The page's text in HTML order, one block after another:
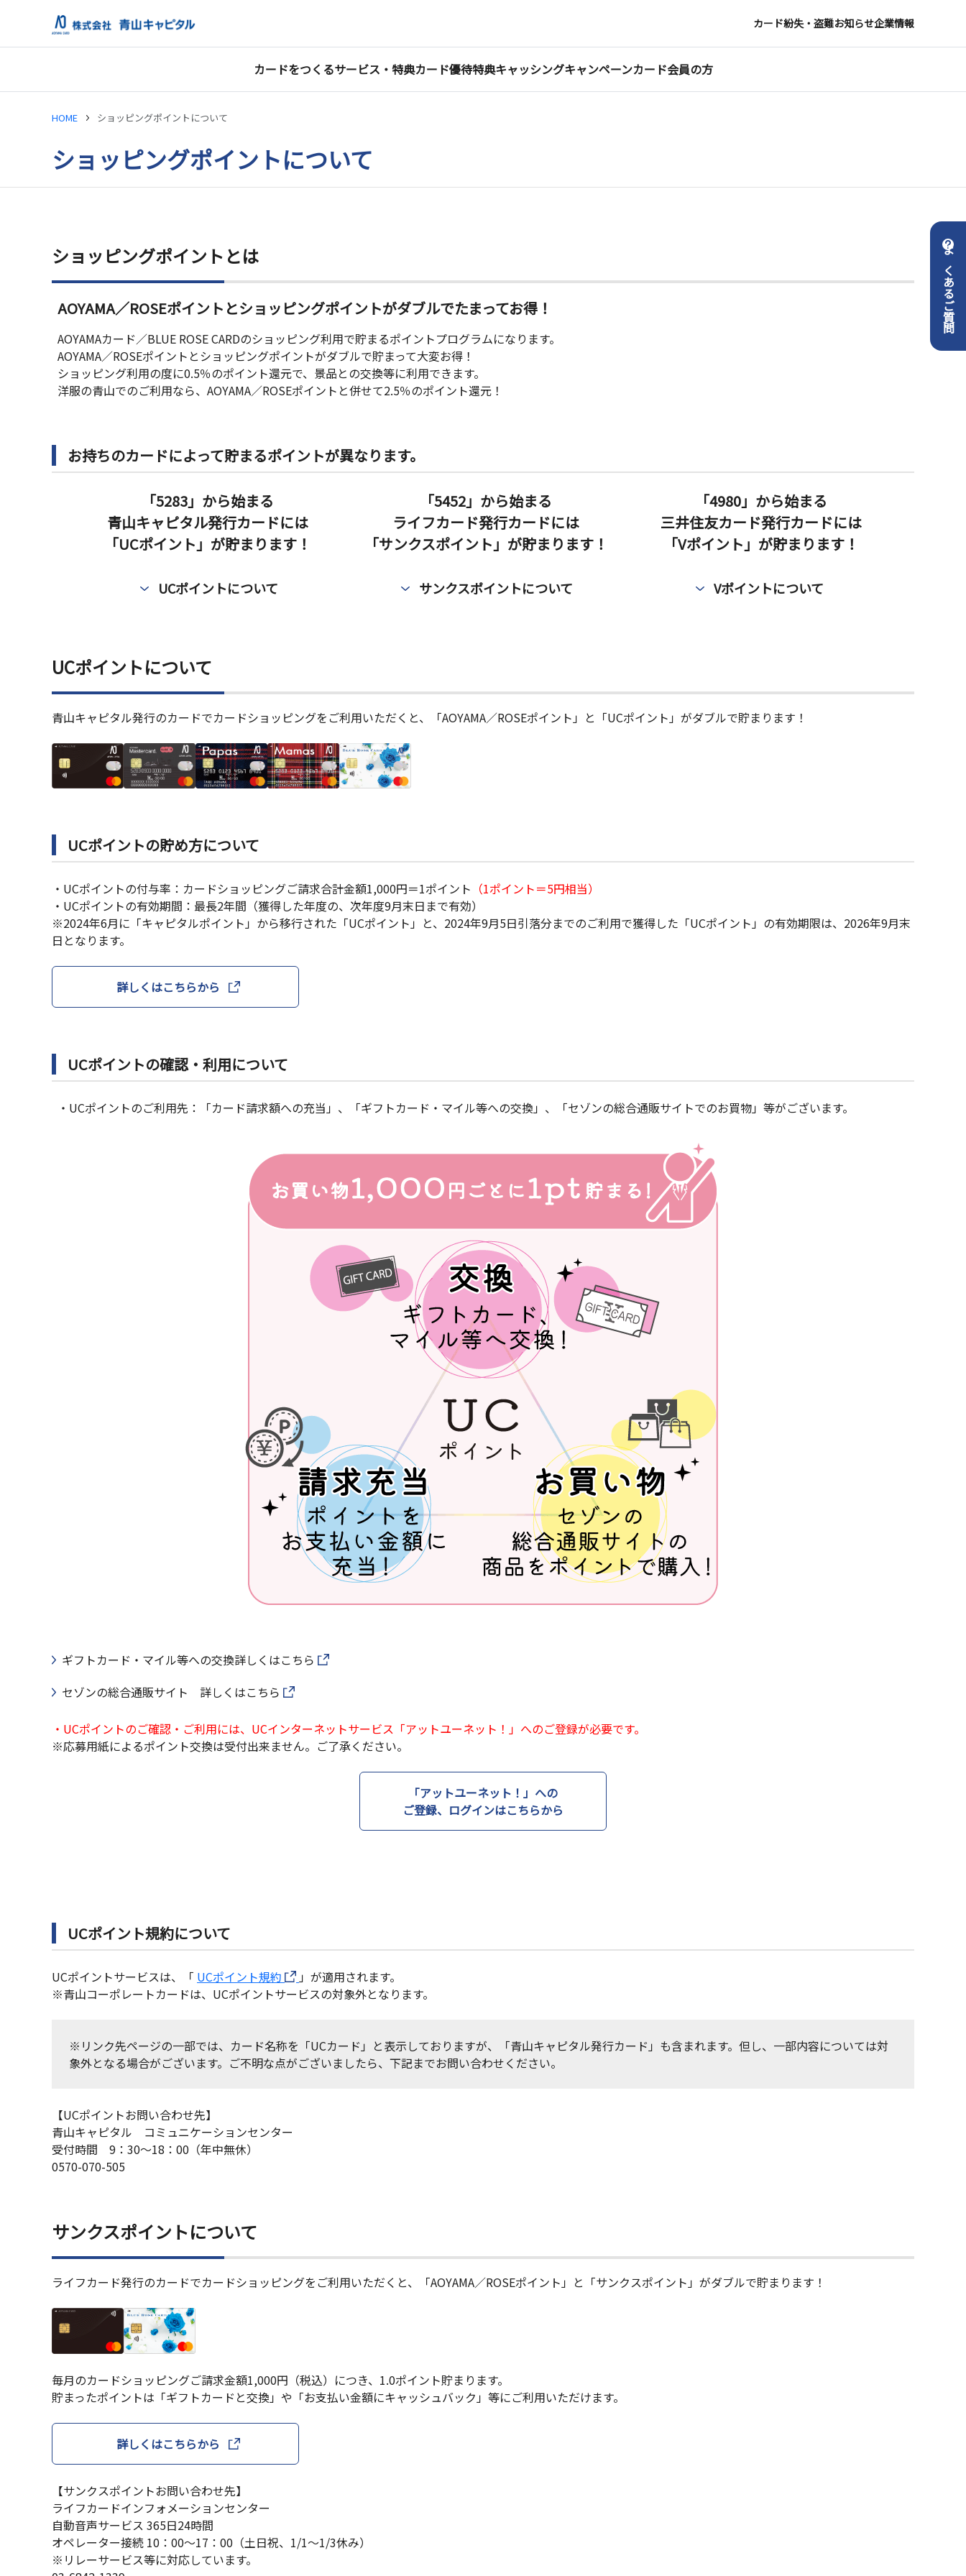
カード紛失・盗難お知らせ企業情報
カードをつくるサービス・特典カード優待特典キャッシングキャンペーンカード会員の方
よくあるご質問
HOME ショッピングポイントについて
ショッピングポイントについて
ショッピングポイントとは
AOYAMA／ROSEポイントとショッピングポイントがダブルでたまってお得！
AOYAMAカード／BLUE ROSE CARDのショッピング利用で貯まるポイントプログラムになります。
AOYAMA／ROSEポイントとショッピングポイントがダブルで貯まって大変お得！
ショッピング利用の度に0.5％のポイント還元で、景品との交換等に利用できます。
洋服の青山でのご利用なら、AOYAMA／ROSEポイントと併せて2.5％のポイント還元！
お持ちのカードによって貯まるポイントが異なります。
「5283」から始まる
青山キャピタル発行カードには
「UCポイント」が貯まります！
「5452」から始まる
ライフカード発行カードには
「サンクスポイント」が貯まります！
「4980」から始まる
三井住友カード発行カードには
「Vポイント」が貯まります！
UCポイントについて サンクスポイントについて Vポイントについて
UCポイントについて
青山キャピタル発行のカードでカードショッピングをご利用いただくと、「AOYAMA／ROSEポイント」と「UCポイント」がダブルで貯まります！
UCポイントの貯め方について
・UCポイントの付与率：カードショッピングご請求合計金額1,000円＝1ポイント （1ポイント＝5円相当）
・UCポイントの有効期間：最長2年間（獲得した年度の、次年度9月末日まで有効）
※2024年6月に「キャピタルポイント」から移行された「UCポイント」と、2024年9月5日引落分までのご利用で獲得した「UCポイント」の有効期限は、2026年9月末
日となります。
詳しくはこちらから
UCポイントの確認・利用について
・UCポイントのご利用先：「カード請求額への充当」、「ギフトカード・マイル等への交換」、「セゾンの総合通販サイトでのお買物」等がございます。
ギフトカード・マイル等への交換詳しくはこちら
セゾンの総合通販サイト 詳しくはこちら
・UCポイントのご確認・ご利用には、UCインターネットサービス「アットユーネット！」へのご登録が必要です。
※応募用紙によるポイント交換は受付出来ません。ご了承ください。
「アットユーネット！」への
ご登録、ログインはこちらから
UCポイント規約について
UCポイントサービスは、「 UCポイント規約
」が適用されます。
※青山コーポレートカードは、UCポイントサービスの対象外となります。
※リンク先ページの一部では、カード名称を「UCカード」と表示しておりますが、「青山キャピタル発行カード」も含まれます。但し、一部内容については対
象外となる場合がございます。ご不明な点がございましたら、下記までお問い合わせください。
【UCポイントお問い合わせ先】
青山キャピタル コミュニケーションセンター
受付時間 9：30〜18：00（年中無休）
0570-070-505
サンクスポイントについて
ライフカード発行のカードでカードショッピングをご利用いただくと、「AOYAMA／ROSEポイント」と「サンクスポイント」がダブルで貯まります！
毎月のカードショッピングご請求金額1,000円（税込）につき、1.0ポイント貯まります。
貯まったポイントは「ギフトカードと交換」や「お支払い金額にキャッシュバック」等にご利用いただけます。
詳しくはこちらから
【サンクスポイントお問い合わせ先】
ライフカードインフォメーションセンター
自動音声サービス 365日24時間
オペレーター接続 10：00～17：00（土日祝、1/1～1/3休み）
※リレーサービス等に対応しています。